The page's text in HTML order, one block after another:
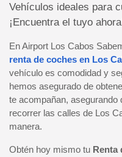
Vehículos ideales para
¡Encuentra el tuyo
En Airport Los Cabos
renta de coches en Los
vehículo es comodidad y
hemos asegurado de
te acompañan, asegurando
recorrer las calles de Los
manera.
Obtén hoy mismo tu Renta